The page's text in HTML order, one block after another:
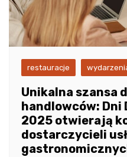
restauracje
Unikalna szansa
handlowców: Dni
2025 otwierają
dostarczycieli